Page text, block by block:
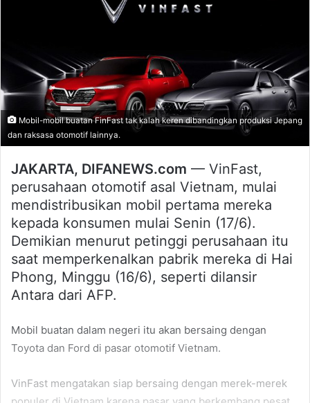
Mobil-mobil buatan FinFast tak kalah keren dibandingkan produksi Jepang
dan raksasa otomotif lainnya.
JAKARTA, DIFANEWS.com — VinFast,
perusahaan otomotif asal Vietnam, mulai
mendistribusikan mobil pertama mereka
kepada konsumen mulai Senin (17/6).
Demikian menurut petinggi perusahaan itu
saat memperkenalkan pabrik mereka di Hai
Phong, Minggu (16/6), seperti dilansir
Antara dari AFP.
Mobil buatan dalam negeri itu akan bersaing dengan
Toyota dan Ford di pasar otomotif Vietnam.
VinFast mengatakan siap bersaing dengan merek-merek